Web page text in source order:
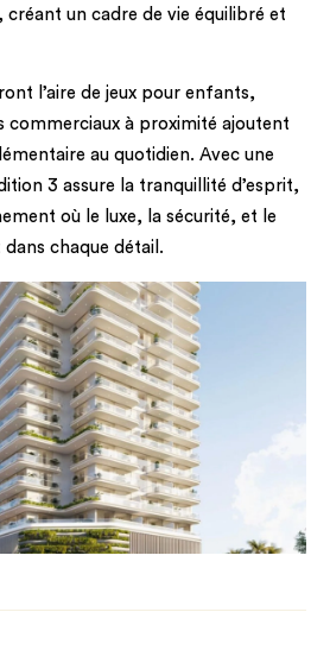
créant un cadre de vie équilibré et
l’aire de jeux pour enfants,
commerciaux à proximité ajoutent
au quotidien. Avec une
3 assure la tranquillité d’esprit,
où le luxe, la sécurité, et le
chaque détail.